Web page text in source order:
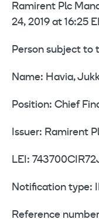
Ramirent Plc
24, 2019 at 16:25
Person subject to
Name: Havia,
Position: Chief
Issuer: Ramirent
LEI:
Notification type:
Reference